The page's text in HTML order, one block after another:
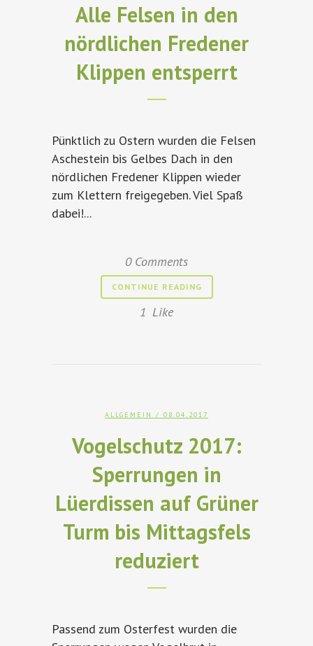
Alle Felsen in den
nördlichen Fredener
Klippen entsperrt
Pünktlich zu Ostern wurden die Felsen
Aschestein bis Gelbes Dach in den
nördlichen Fredener Klippen wieder
zum Klettern freigegeben. Viel Spaß
dabei!...
0 Comments
CONTINUE READING
1 Like
ALLGEMEIN / 08.04.2017
Vogelschutz 2017:
Sperrungen in
Lüerdissen auf Grüner
Turm bis Mittagsfels
reduziert
Passend zum Osterfest wurden die